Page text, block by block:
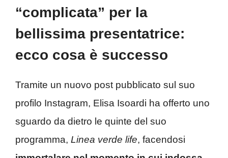
“complicata” per la
bellissima presentatrice:
ecco cosa è successo
Tramite un nuovo post pubblicato sul suo
profilo Instagram, Elisa Isoardi ha offerto uno
sguardo da dietro le quinte del suo
programma, Linea verde life, facendosi